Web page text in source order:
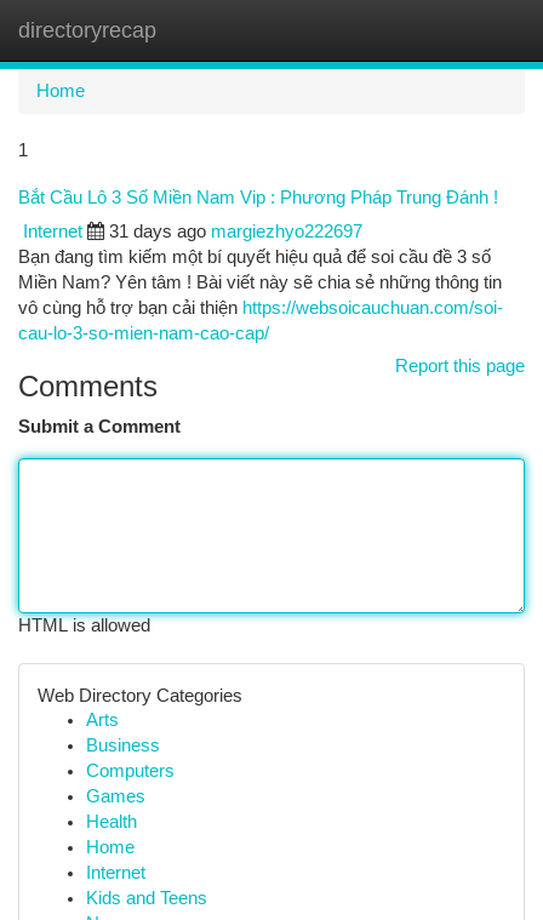
directoryrecap
Home
1
Bắt Cầu Lô 3 Số Miền Nam Vip : Phương Pháp Trung Đánh !
Internet 31 days ago margiezhyo222697
Bạn đang tìm kiếm một bí quyết hiệu quả để soi cầu đề 3 số
Miền Nam? Yên tâm ! Bài viết này sẽ chia sẻ những thông tin
vô cùng hỗ trợ bạn cải thiện https://websoicauchuan.com/soi-
cau-lo-3-so-mien-nam-cao-cap/
Report this page
Comments
Submit a Comment
HTML is allowed
Web Directory Categories
Arts
Business
Computers
Games
Health
Home
Internet
Kids and Teens